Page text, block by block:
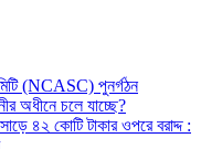
(NCASC) পুনর্গঠন
অধীনে চলে যাচ্ছে?
৪২ কোটি টাকার ওপরে বরাদ্দ :